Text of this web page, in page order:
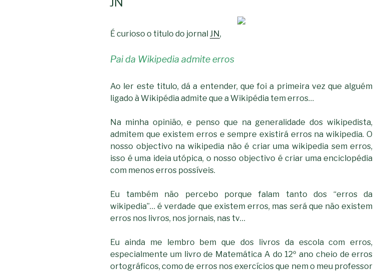
É curioso o titulo do jornal JN,
Pai da Wikipedia admite erros
Ao ler este titulo, dá a entender, que foi a primeira vez que alguém
ligado à Wikipédia admite que a Wikipédia tem erros…
Na minha opinião, e penso que na generalidade dos wikipedista,
admitem que existem erros e sempre existirá erros na wikipedia. O
nosso objectivo na wikipedia não é criar uma wikipedia sem erros,
isso é uma ideia utópica, o nosso objectivo é criar uma enciclopédia
com menos erros possíveis.
Eu também não percebo porque falam tanto dos “erros da
wikipedia”… é verdade que existem erros, mas será que não existem
erros nos livros, nos jornais, nas tv…
Eu ainda me lembro bem que dos livros da escola com erros,
especialmente um livro de Matemática A do 12º ano cheio de erros
ortográficos, como de erros nos exercícios que nem o meu professor